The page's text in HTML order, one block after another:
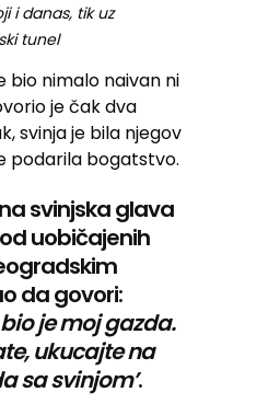
i danas, tik uz
tunel
bio nimalo naivan ni
je čak dva
svinja je bila njegov
podarila bogatstvo.
svinjska glava
uobičajenih
da govori:
je moj gazda.
ukucajte na
sa svinjom’.